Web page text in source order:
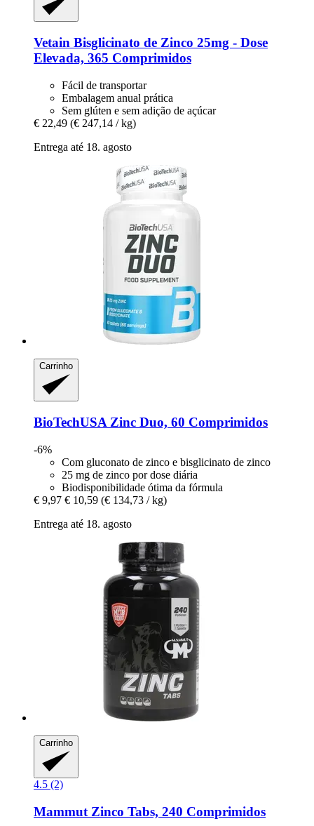
Vetain Bisglicinato de Zinco 25mg -​ Dose
Elevada, 365 Comprimidos
Fácil de transportar
Embalagem anual prática
Sem glúten e sem adição de açúcar
€ 22,49 (€ 247,14 / kg)
Entrega até 18. agosto
Carrinho
BioTechUSA Zinc Duo, 60 Comprimidos
-6%
Com gluconato de zinco e bisglicinato de zinco
25 mg de zinco por dose diária
Biodisponibilidade ótima da fórmula
€ 9,97 € 10,59 (€ 134,73 / kg)
Entrega até 18. agosto
Carrinho
4.5 (2)
Mammut Zinco Tabs, 240 Comprimidos